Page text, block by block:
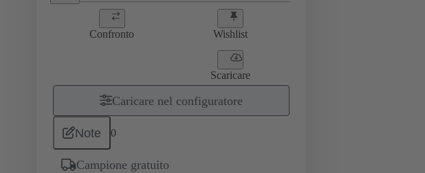
Confronto Wishlist
Scaricare
Caricare nel configuratore
Note 0
Campione gratuito